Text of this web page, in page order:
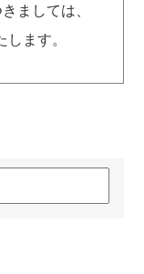
ましては、
ます。